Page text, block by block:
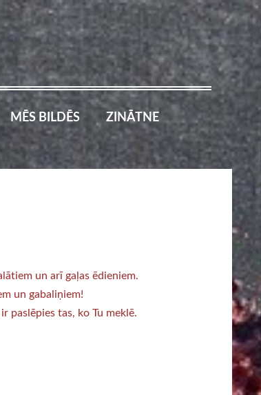
MĒS BILDĒS
ZINĀTNE
un arī gaļas ēdieniem.
un gabaliņiem!
paslēpies tas, ko Tu meklē.